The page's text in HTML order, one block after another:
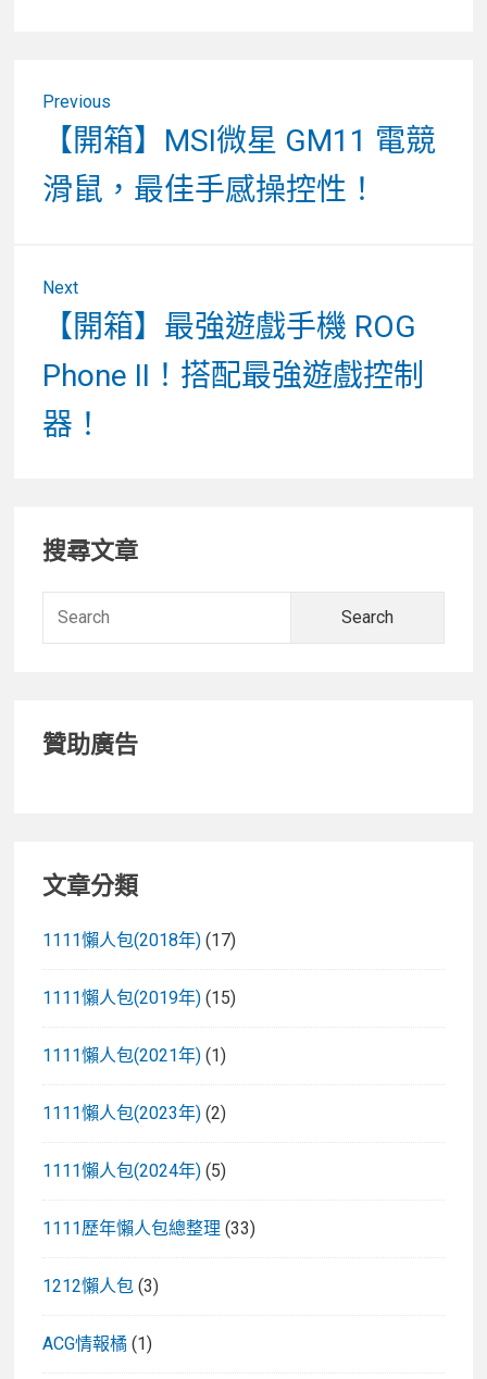
Previous
Previous
post:
【開箱】MSI微星 GM11 電競
滑鼠，最佳手感操控性！
Next
Next
post:
【開箱】最強遊戲手機 ROG
Phone II！搭配最強遊戲控制
器！
Primary
Sidebar
搜尋文章
贊助廣告
文章分類
1111懶人包(2018年) (17)
1111懶人包(2019年) (15)
1111懶人包(2021年) (1)
1111懶人包(2023年) (2)
1111懶人包(2024年) (5)
1111歷年懶人包總整理 (33)
1212懶人包 (3)
ACG情報橘 (1)